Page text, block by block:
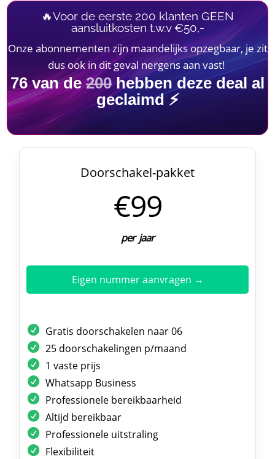
🔥Voor de eerste 200 klanten GEEN
aansluitkosten t.w.v €50,-
Onze abonnementen zijn maandelijks opzegbaar, je zit
dus ook in dit geval nergens aan vast!
76van de200hebben deze deal al
geclaimd ⚡
Doorschakel-pakket
€99
per jaar
Eigen nummer aanvragen →
Gratis doorschakelen naar 06
25 doorschakelingen p/maand
1 vaste prijs
Whatsapp Business
Professionele bereikbaarheid
Altijd bereikbaar
Professionele uitstraling
Flexibiliteit